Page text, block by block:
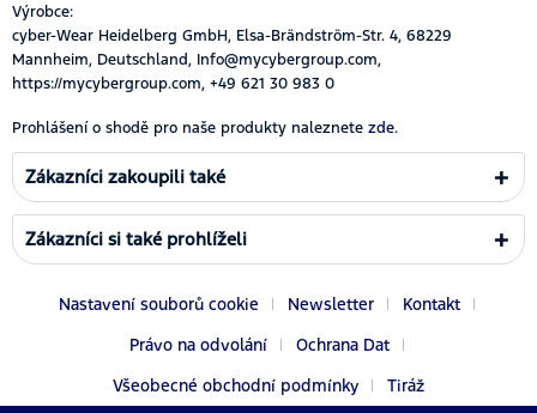
Výrobce:
cyber-Wear Heidelberg GmbH, Elsa-Brändström-Str. 4, 68229
Mannheim, Deutschland, Info@mycybergroup.com,
https://mycybergroup.com, +49 621 30 983 0
Prohlášení o shodě pro naše produkty naleznete zde.
Zákazníci zakoupili také
Zákazníci si také prohlíželi
Nastavení souborů cookie Newsletter
Kontakt
Právo na odvolání
Ochrana Dat
Všeobecné obchodní podmínky
Tiráž